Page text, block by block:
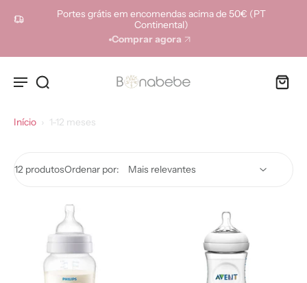
Portes grátis em encomendas acima de 50€ (PT
Continental)
Comprar agora
Início › 1-12 meses
12 produtosOrdenar por: